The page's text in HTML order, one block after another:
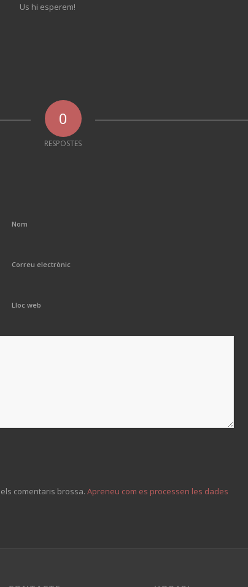
Us hi esperem!
0
RESPOSTES
Nom
Correu electrònic
Lloc web
comentaris brossa. Apreneu com es processen les dades